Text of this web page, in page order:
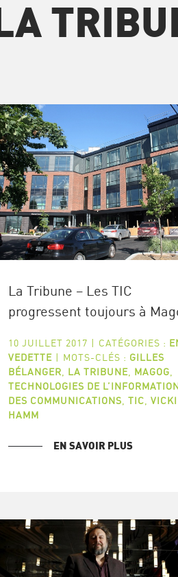
LA
La Tribune – Les TIC
progressent toujours à
10 JUILLET 2017 | CATÉGORIES :
VEDETTE | MOTS-CLÉS : GILLES
BÉLANGER
LA TRIBUNE, MAGOG
TECHNOLOGIES DE
DES COMMUNICATIONS TIC
HAMM
EN SAVOIR PLUS